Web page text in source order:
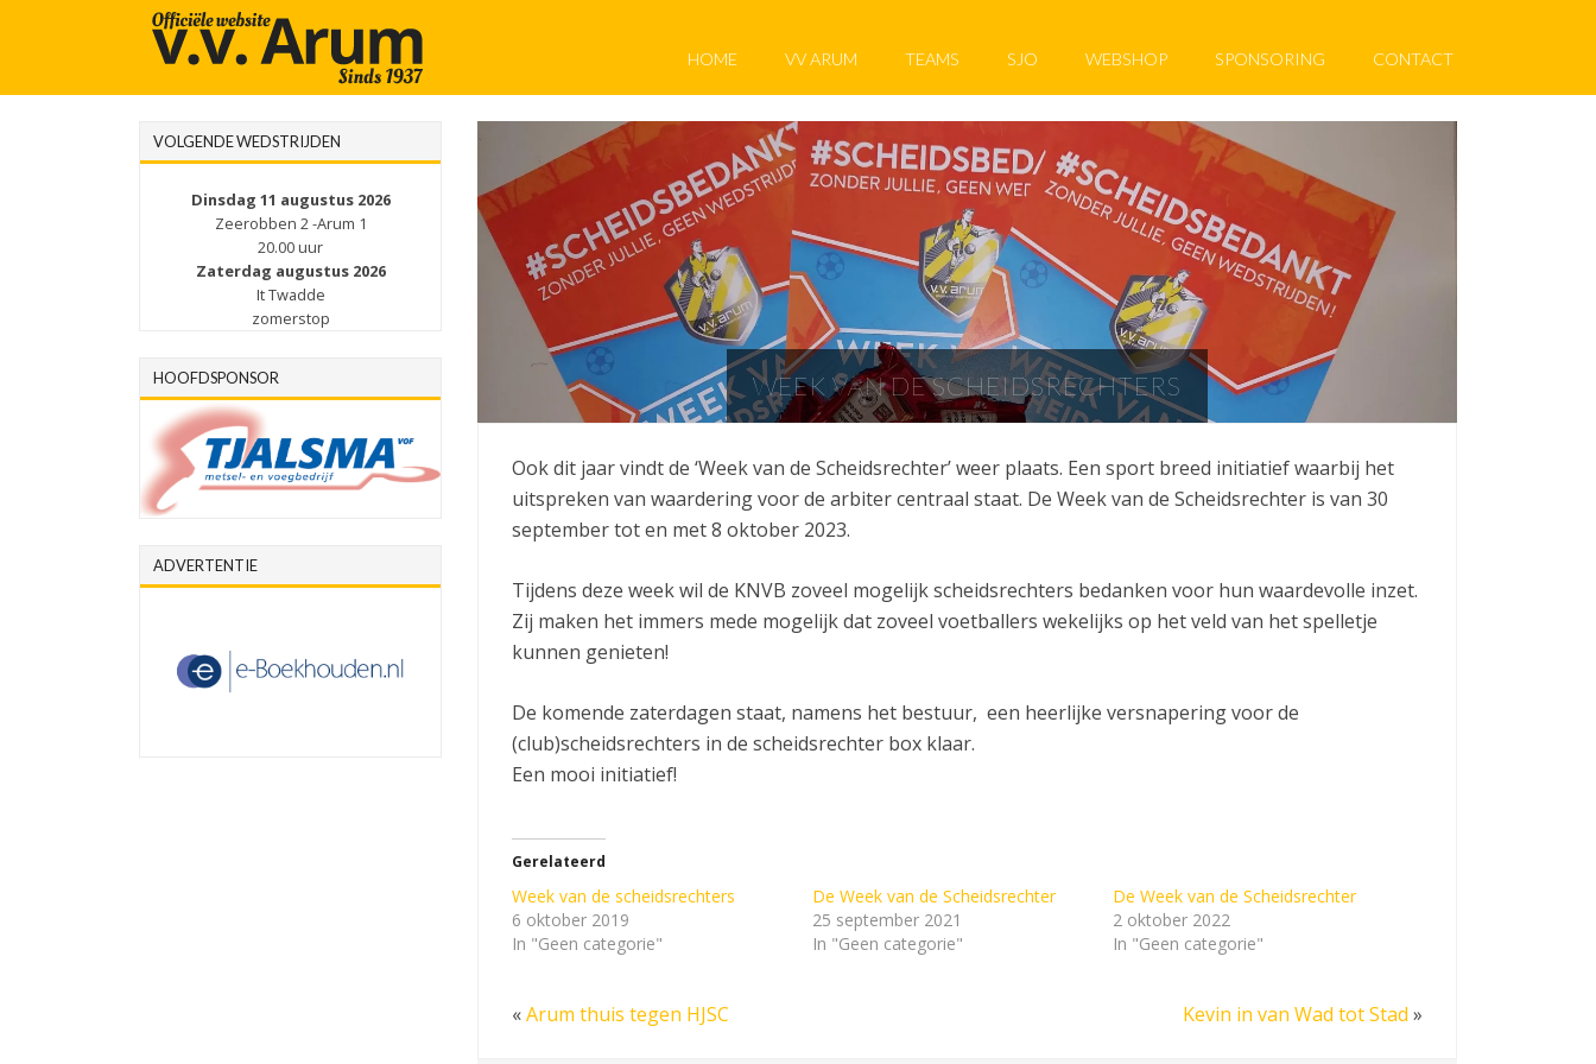
HOME VV ARUM TEAMS SJO WEBSHOP SPONSORING CONTACT
WEEK VAN DE SCHEIDSRECHTERS
Ook dit jaar vindt de ‘Week van de Scheidsrechter’ weer plaats. Een sport breed initiatief waarbij het
uitspreken van waardering voor de arbiter centraal staat. De Week van de Scheidsrechter is van 30
september tot en met 8 oktober 2023.
Tijdens deze week wil de KNVB zoveel mogelijk scheidsrechters bedanken voor hun waardevolle inzet.
Zij maken het immers mede mogelijk dat zoveel voetballers wekelijks op het veld van het spelletje
kunnen genieten!
De komende zaterdagen staat, namens het bestuur, een heerlijke versnapering voor de
(club)scheidsrechters in de scheidsrechter box klaar.
Een mooi initiatief!
Gerelateerd
Week van de scheidsrechters
6 oktober 2019
In "Geen categorie"
De Week van de Scheidsrechter
25 september 2021
In "Geen categorie"
De Week van de Scheidsrechter
2 oktober 2022
In "Geen categorie"
«Arum thuis tegen HJSC Kevin in van Wad tot Stad »
VOLGENDE WEDSTRIJDEN
Dinsdag 11 augustus 2026
Zeerobben 2 -Arum 1
20.00 uur
Zaterdag augustus 2026
It Twadde
zomerstop
HOOFDSPONSOR
ADVERTENTIE